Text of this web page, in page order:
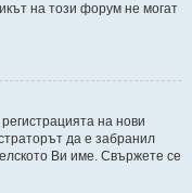
на този форум не могат
на нови
да е забранил
Ви име. Свържете се